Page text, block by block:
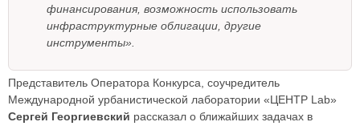
финансирования, возможность использовать
инфраструктурные облигации, другие
инструменты».
Представитель Оператора Конкурса, соучредитель
Международной урбанистической лаборатории «ЦЕНТР Lab»
Сергей Георгиевский рассказал о ближайших задачах в